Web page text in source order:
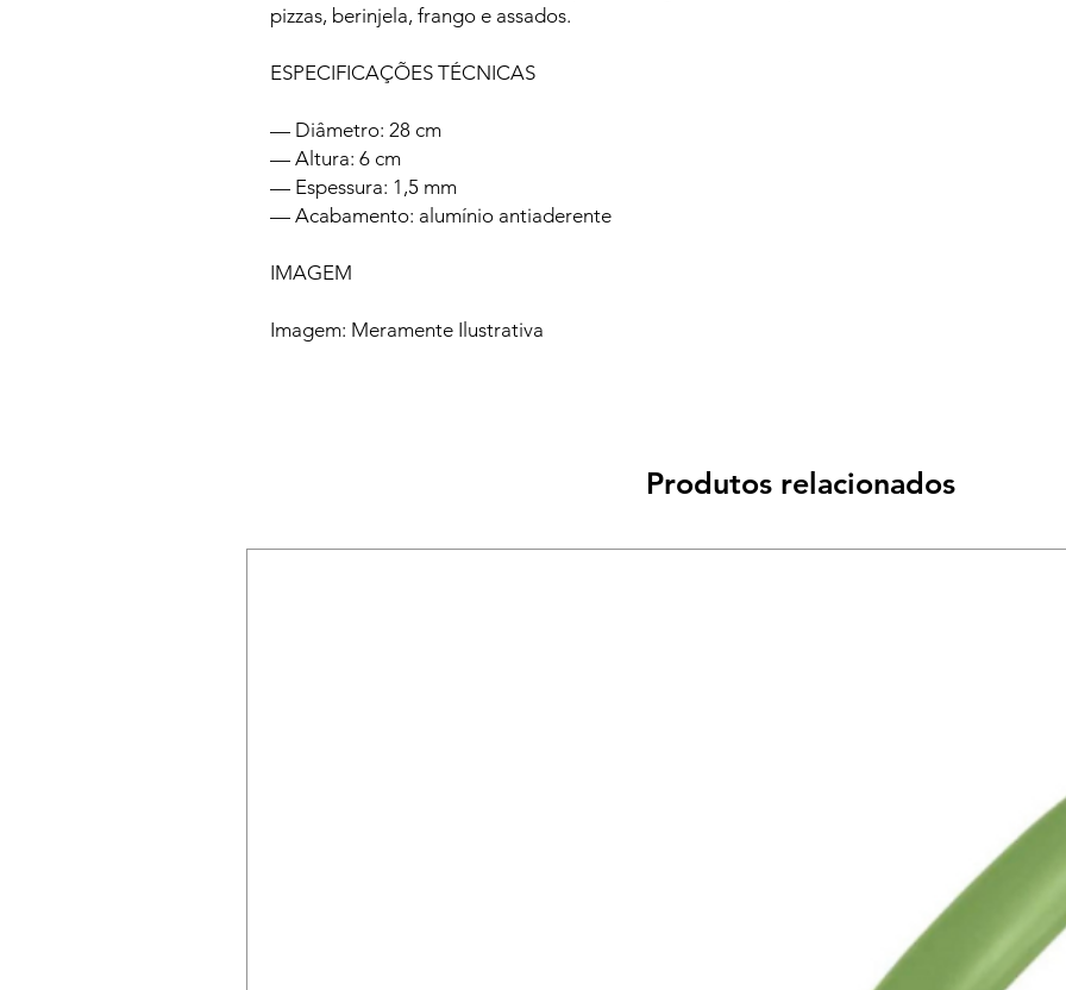
pizzas, berinjela, frango e assados.
ESPECIFICAÇÕES TÉCNICAS
— Diâmetro: 28 cm
— Altura: 6 cm
— Espessura: 1,5 mm
— Acabamento: alumínio antiaderente
IMAGEM
Imagem: Meramente Ilustrativa
Produtos relacionados